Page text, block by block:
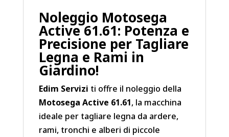
Noleggio Motosega
Active 61.61: Potenza e
Precisione per Tagliare
Legna e Rami in
Giardino!
Edim Servizi ti offre il noleggio della
Motosega Active 61.61, la macchina
ideale per tagliare legna da ardere,
rami, tronchi e alberi di piccole